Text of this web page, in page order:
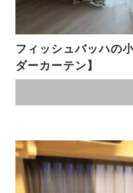
フィッシュバッハの
ダーカーテン】